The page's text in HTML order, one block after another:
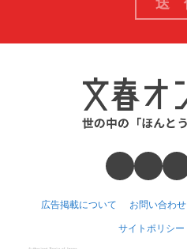
広告掲載について お問い合わせ
サイトポリシー